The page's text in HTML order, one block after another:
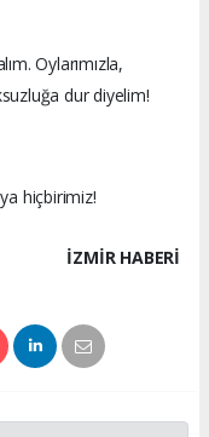
Oylarımızla,
dur diyelim!
hiçbirimiz!
İZMIR HABERİ